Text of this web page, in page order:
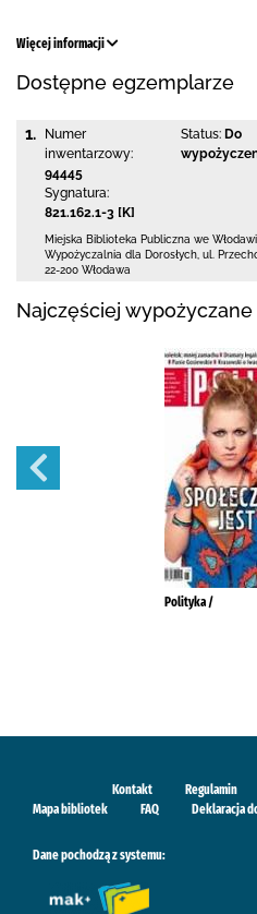
Więcej informacji
Dostępne egzemplarze
1.
Numer
inwentarzowy:
94445
Sygnatura:
821.162.1-3 [K]
Status: Do
Miejska Biblioteka Publiczna we
Wypożyczalnia dla Dorosłych, ul.
22-200 Włodawa
Najczęściej wypożyczane
Polityka /
Kontakt Regulamin
Mapa bibliotek
FAQ Deklaracja
Dane pochodzą z systemu: